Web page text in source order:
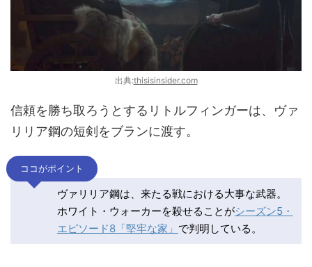
出典:thisisinsider.com
信頼を勝ち取ろうとするリトルフィンガーは、ヴァ
リリア鋼の短剣をブランに渡す。
ココがポイント
ヴァリリア鋼は、来たる戦における大事な武器。
ホワイト・ウォーカーを殺せることがシーズン5・
エピソード8「堅牢な家」 で判明している。